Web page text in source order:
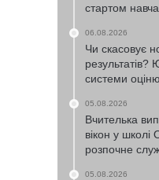
стартом
06.08.2026
Чи скасовує
результатів?
системи
05.08.2026
Вчителька
вікон у школі
розпочне
05.08.2026